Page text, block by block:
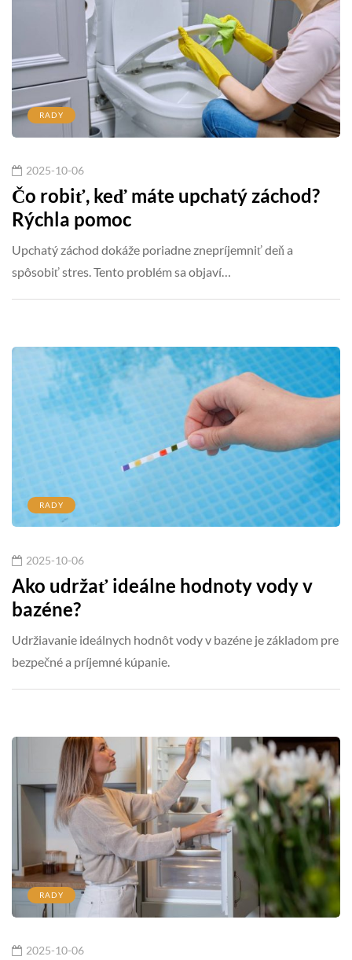
RADY
2025-10-06
Čo robiť, keď máte upchatý záchod?
Rýchla pomoc
Upchatý záchod dokáže poriadne znepríjemniť deň a
spôsobiť stres. Tento problém sa objaví…
RADY
2025-10-06
Ako udržať ideálne hodnoty vody v
bazéne?
Udržiavanie ideálnych hodnôt vody v bazéne je základom pre
bezpečné a príjemné kúpanie.
RADY
2025-10-06